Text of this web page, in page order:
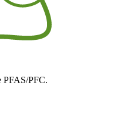
PFAS/PFC.